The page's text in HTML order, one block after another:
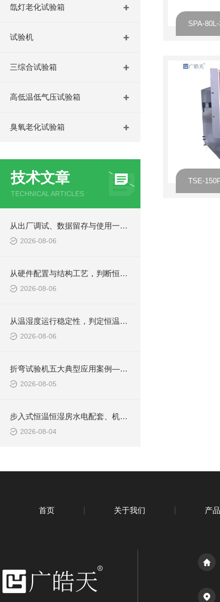
氙灯老化试验箱
试验机
三综合试验箱
高低温低气压试验箱
臭氧老化试验箱
技术文章
TECHNICAL ARTICLES
从出厂调试、数据留存与使用一致性，判定老化箱综合品质
2026-08-06
从硬件配置与结构工艺，判断恒温恒湿老化箱品质是否合规
2026-08-06
从温湿度运行稳定性，判定恒温恒湿老化箱设备工况是否达标
2026-08-06
折弯试验机五大典型应用案例——从UTG研发到第三方检测的落地实践
2026-08-05
步入式恒温恒湿房水电配套、机组安装与调试前期规范
2026-08-04
首页 关于我们 产